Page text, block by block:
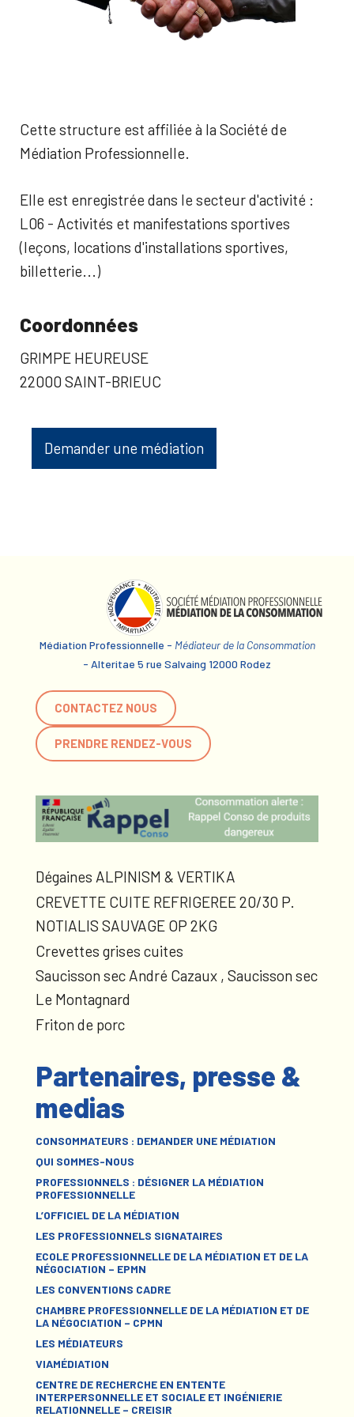
Cette structure est affiliée à la Société de
Médiation Professionnelle.
Elle est enregistrée dans le secteur d'activité :
L06 - Activités et manifestations sportives
(leçons, locations d'installations sportives,
billetterie...)
Coordonnées
GRIMPE HEUREUSE
22000 SAINT-BRIEUC
Demander une médiation
Médiation Professionnelle - Médiateur de la Consommation
- Alteritae 5 rue Salvaing 12000 Rodez
CONTACTEZ NOUS
PRENDRE RENDEZ-VOUS
Dégaines ALPINISM & VERTIKA
CREVETTE CUITE REFRIGEREE 20/30 P.
NOTIALIS SAUVAGE OP 2KG
Crevettes grises cuites
Saucisson sec André Cazaux , Saucisson sec
Le Montagnard
Friton de porc
Partenaires, presse &
medias
CONSOMMATEURS : DEMANDER UNE MÉDIATION
QUI SOMMES-NOUS
PROFESSIONNELS : DÉSIGNER LA MÉDIATION
PROFESSIONNELLE
L’OFFICIEL DE LA MÉDIATION
LES PROFESSIONNELS SIGNATAIRES
ECOLE PROFESSIONNELLE DE LA MÉDIATION ET DE LA
NÉGOCIATION – EPMN
LES CONVENTIONS CADRE
CHAMBRE PROFESSIONNELLE DE LA MÉDIATION ET DE
LA NÉGOCIATION – CPMN
LES MÉDIATEURS
VIAMÉDIATION
CENTRE DE RECHERCHE EN ENTENTE
INTERPERSONNELLE ET SOCIALE ET INGÉNIERIE
RELATIONNELLE – CREISIR